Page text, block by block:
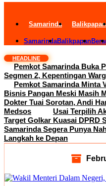
Samarinda Balikpapan
SamarindaBalikpapan
HEADLINE
Pemkot Samarinda Buka
Segmen 2, Kepentingan
Pemkot Samarinda Minta
Bisnis Pangan Meski Masih
Dokter Tuai Sorotan, Andi
Medsos
Usai Terpilih
Target Golkar Kuasai DPRD
Samarinda Segera Punya
Langkah ke Depan